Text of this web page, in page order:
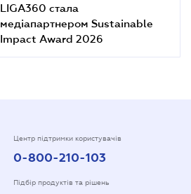
LIGA360 стала
медіапартнером Sustainable
Impact Award 2026
Центр підтримки користувачів
0-800-210-103
Підбір продуктів та рішень